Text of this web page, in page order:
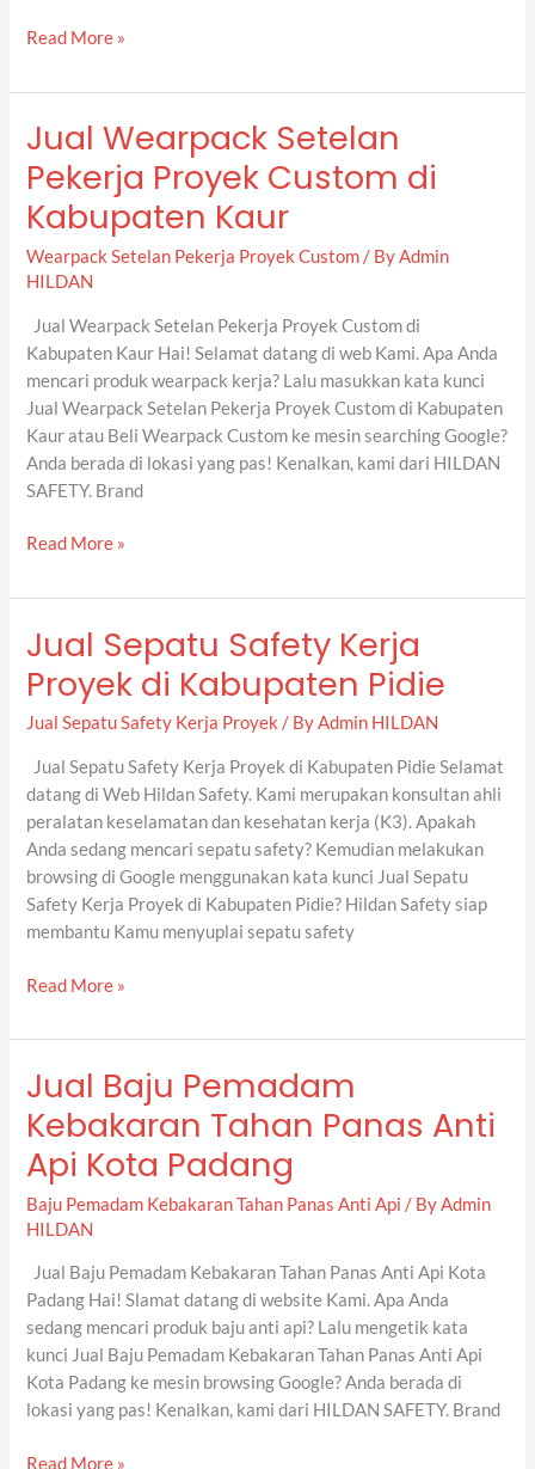
Read More »
Jual Wearpack Setelan
Pekerja Proyek Custom di
Kabupaten Kaur
Wearpack Setelan Pekerja Proyek Custom/ ByAdmin
HILDAN
Jual Wearpack Setelan Pekerja Proyek Custom di
Kabupaten Kaur Hai! Selamat datang di web Kami. Apa Anda
mencari produk wearpack kerja? Lalu masukkan kata kunci
Jual Wearpack Setelan Pekerja Proyek Custom di Kabupaten
Kaur atau Beli Wearpack Custom ke mesin searching Google?
Anda berada di lokasi yang pas! Kenalkan, kami dari HILDAN
SAFETY. Brand
Jual
Setelan
Pekerja
Custom
Kabupaten
Kaur
Read More »
Jual Sepatu Safety Kerja
Proyek di Kabupaten Pidie
Jual Sepatu Safety Kerja Proyek / ByAdmin HILDAN
Jual Sepatu Safety Kerja Proyek di Kabupaten Pidie Selamat
datang di Web Hildan Safety. Kami merupakan konsultan ahli
peralatan keselamatan dan kesehatan kerja (K3). Apakah
Anda sedang mencari sepatu safety? Kemudian melakukan
browsing di Google menggunakan kata kunci Jual Sepatu
Safety Kerja Proyek di Kabupaten Pidie? Hildan Safety siap
membantu Kamu menyuplai sepatu safety
Jual
Safety
Kerja
di
Kabupaten
Pidie
Read More »
Jual Baju Pemadam
Kebakaran Tahan Panas Anti
Api Kota Padang
Baju Pemadam Kebakaran Tahan Panas Anti Api / ByAdmin
HILDAN
Jual Baju Pemadam Kebakaran Tahan Panas Anti Api Kota
Padang Hai! Slamat datang di website Kami. Apa Anda
sedang mencari produk baju anti api? Lalu mengetik kata
kunci Jual Baju Pemadam Kebakaran Tahan Panas Anti Api
Kota Padang ke mesin browsing Google? Anda berada di
lokasi yang pas! Kenalkan, kami dari HILDAN SAFETY. Brand
Jual
Pemadam
Kebakaran
Tahan
Panas
Api
Kota
Padang
Read More »